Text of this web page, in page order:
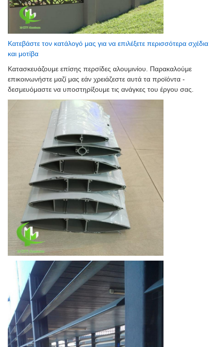
Κατεβάστε τον κατάλογό μας για να επιλέξετε περισσότερα σχέδια
και μοτίβα
Κατασκευάζουμε επίσης περσίδες αλουμινίου. Παρακαλούμε
επικοινωνήστε μαζί μας εάν χρειάζεστε αυτά τα προϊόντα -
δεσμευόμαστε να υποστηρίξουμε τις ανάγκες του έργου σας.